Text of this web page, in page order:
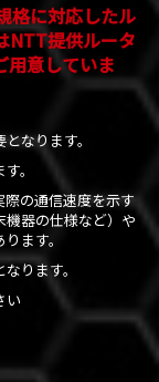
格に対応したル
NTT提供ルータ
用意していま
なります。
。
の通信速度を示す
器の仕様など）や
ます。
ります。
い